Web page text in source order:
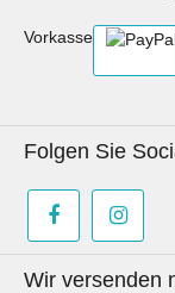
Vorkasse
Folgen Sie
Wir versenden